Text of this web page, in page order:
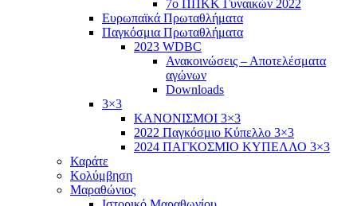
7ο ΠΠΚΚ Γυναικών 2022
Ευρωπαϊκά Πρωταθλήματα
Παγκόσμια Πρωταθλήματα
2023 WDBC
Ανακοινώσεις – Αποτελέσματα
αγώνων
Downloads
3×3
ΚΑΝΟΝΙΣΜΟΙ 3×3
2022 Παγκόσμιο Κύπελλο 3×3
2024 ΠΑΓΚΟΣΜΙΟ ΚΥΠΕΛΛΟ 3×3
Καράτε
Κολύμβηση
Μαραθώνιος